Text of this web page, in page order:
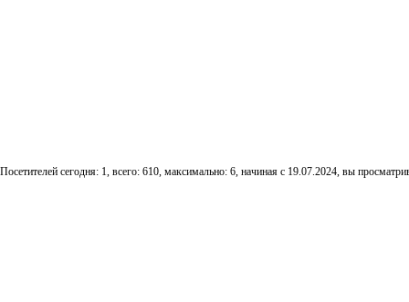
Посетителей сегодня: 1, всего: 610, максимально: 6, начиная с 19.07.2024, вы